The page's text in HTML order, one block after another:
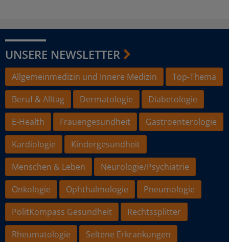
UNSERE NEWSLETTER
Allgemeinmedizin und Innere Medizin
Top-Thema
Beruf & Alltag
Dermatologie
Diabetologie
E-Health
Frauengesundheit
Gastroenterologie
Kardiologie
Kindergesundheit
Menschen & Leben
Neurologie/Psychiatrie
Onkologie
Ophthalmologie
Pneumologie
PolitKompass Gesundheit
Rechtssplitter
Rheumatologie
Seltene Erkrankungen